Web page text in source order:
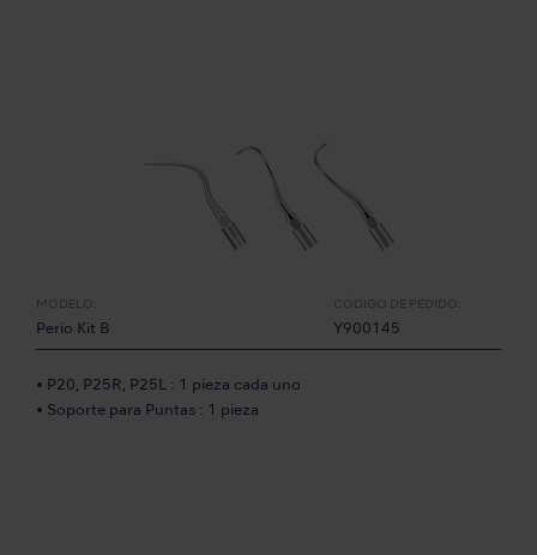
MODELO:
Perio Kit B
CÓDIGO DE PEDIDO:
Y900145
• P20, P25R, P25L : 1 pieza cada uno
• Soporte para Puntas : 1 pieza